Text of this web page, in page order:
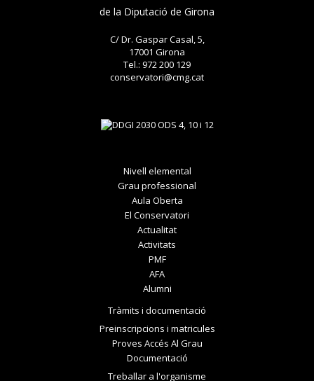
de la Diputació de Girona
C/ Dr. Gaspar Casal, 5,
17001 Girona
Tel.: 972 200 129
conservatori@cmg.cat
Nivell elemental
Grau professional
Aula Oberta
El Conservatori
Actualitat
Activitats
PMF
AFA
Alumni
Tràmits i documentació
Preinscripcions i matricules
Proves Accés Al Grau
Documentació
Treballar a l'organisme